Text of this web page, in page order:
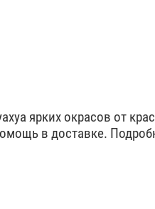
ярких окрасов от
в доставке.